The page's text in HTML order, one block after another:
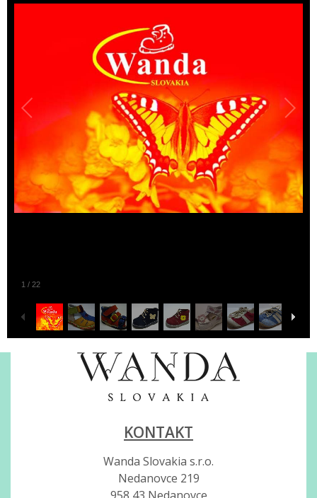
1 / 22
KONTAKT
Wanda Slovakia s.r.o.
Nedanovce 219